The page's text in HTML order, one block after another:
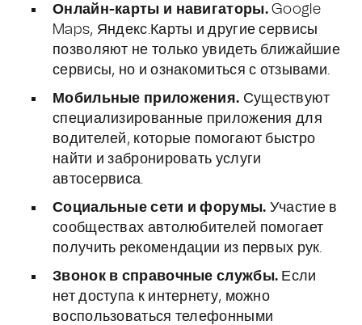
Онлайн-карты и навигаторы.Google
Maps, Яндекс.Карты и другие сервисы
позволяют не только увидеть ближайшие
сервисы, но и ознакомиться с отзывами.
Мобильные приложения. Существуют
специализированные приложения для
водителей, которые помогают быстро
найти и забронировать услуги
автосервиса.
Социальные сети и форумы. Участие в
сообществах автолюбителей помогает
получить рекомендации из первых рук.
Звонок в справочные службы. Если
нет доступа к интернету, можно
воспользоваться телефонными